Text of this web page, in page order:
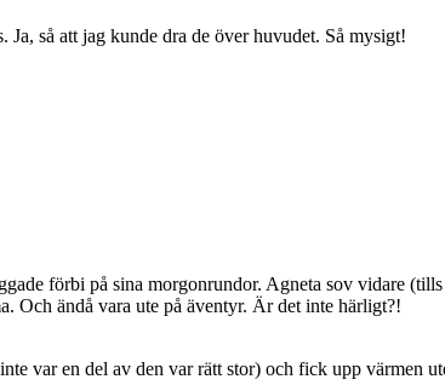
så att jag kunde dra de över huvudet. Så mysigt!
förbi på sina morgonrundor. Agneta sov vidare
Och ändå vara ute på äventyr. Är det inte härligt?!
var en del av den var rätt stor) och fick upp värmen